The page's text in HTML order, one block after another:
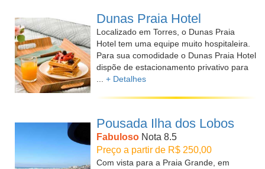
Dunas Praia Hotel
Localizado em Torres, o Dunas Praia
Hotel tem uma equipe muito hospitaleira.
Para sua comodidade o Dunas Praia Hotel
dispõe de estacionamento privativo para
+ Detalhes
Pousada Ilha dos Lobos
Fabuloso Nota 8.5
Preço a partir de R$ 250,00
Com vista para a Praia Grande, em